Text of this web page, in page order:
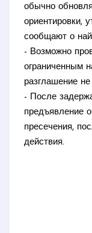
обычно
ориентировки,
сообщают о
- Возможно
ограниченным
разглашение
- После
предъявление
пресечения,
действия.